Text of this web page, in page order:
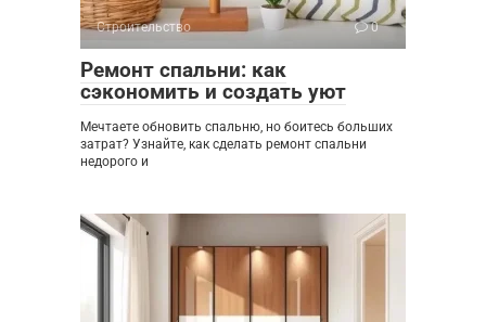
Строительство 0
Ремонт спальни: как
сэкономить и создать уют
Мечтаете обновить спальню, но боитесь больших
затрат? Узнайте, как сделать ремонт спальни
недорого и